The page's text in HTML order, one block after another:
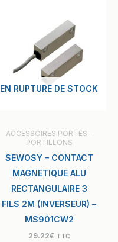
EN RUPTURE DE STOCK
ACCESSOIRES PORTES -
PORTILLONS
SEWOSY – CONTACT
MAGNETIQUE ALU
RECTANGULAIRE 3
FILS 2M (INVERSEUR) –
MS901CW2
29.22€ TTC